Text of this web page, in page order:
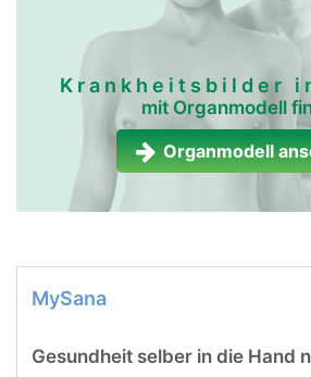
Krankheitsbilder
mit Organmodell
Organmodell
MySana
Gesundheit selber in die Hand